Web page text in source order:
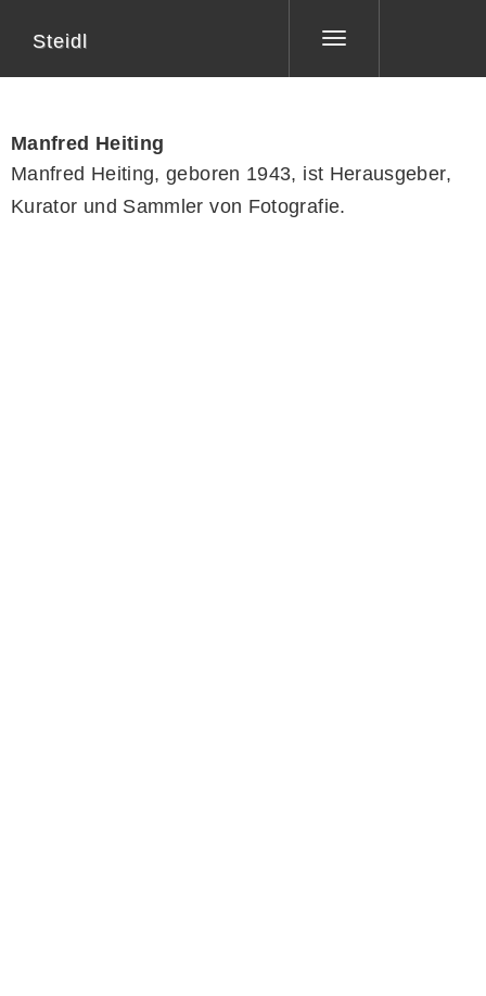
Toggle
Steidl
Manfred Heiting
Manfred Heiting, geboren 1943, ist Herausgeber,
Kurator und Sammler von Fotografie.